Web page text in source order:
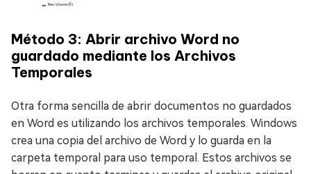
Método 3: Abrir archivo Word no
guardado mediante los Archivos
Temporales
Otra forma sencilla de abrir documentos no guardados
en Word es utilizando los archivos temporales. Windows
crea una copia del archivo de Word y lo guarda en la
carpeta temporal para uso temporal. Estos archivos se